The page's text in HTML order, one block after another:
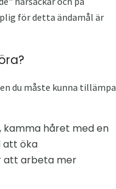
för detta ändamål är
du måste kunna tillämpa
kamma håret med en
att öka
att arbeta mer